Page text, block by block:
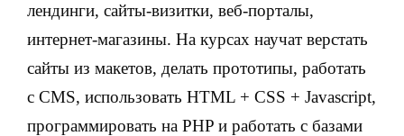
лендинги, сайты-визитки, веб-порталы,
интернет-магазины. На курсах научат верстать
сайты из макетов, делать прототипы, работать
с CMS, использовать HTML + CSS + Javascript,
программировать на PHP и работать с базами